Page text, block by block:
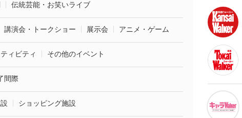
伝統芸能・お笑いライブ
講演会・トークショー 展示会 アニメ・ゲーム
ィビティ その他のイベント
間際
ショッピング施設